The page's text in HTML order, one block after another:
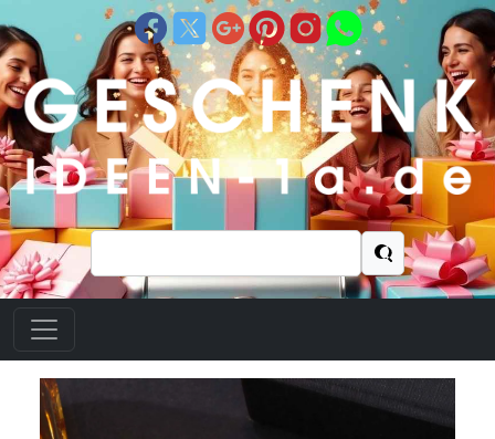
Suchen
nach: